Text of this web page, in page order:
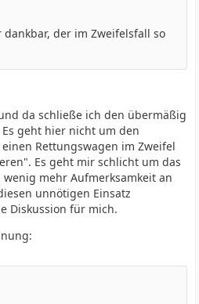
der im Zweifelsfall so
da schließe ich den übermäßig
geht hier nicht um den
Rettungswagen im Zweifel
Es geht mir schlicht um das
mehr Aufmerksamkeit an
unnötigen Einsatz
Diskussion für mich.